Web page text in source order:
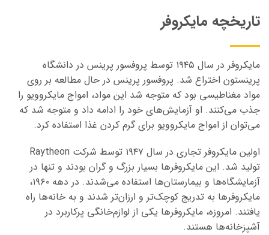
تاریخچه مایکروفر
مایکروفر در سال ۱۹۴۵ توسط پروفسور پرینس در دانشگاه
پرینستون اختراع شد. پروفسور پرینس در حال مطالعه بر روی
مواد مغناطیسی بود که متوجه شد این مواد، امواج مایکروویو را
جذب می‌کنند. او آزمایش‌های خود را ادامه داد و متوجه شد که
می‌توان از امواج مایکروویو برای گرم کردن غذا استفاده کرد.
اولین مایکروفر تجاری در سال ۱۹۴۷ توسط شرکت Raytheon
تولید شد. این مایکروفرها بسیار بزرگ و گران بودند و تنها در
آزمایشگاه‌ها و بیمارستان‌ها استفاده می‌شدند. در دهه ۱۹۶۰،
مایکروفرها به تدریج کوچک‌تر و ارزان‌تر شدند و به خانه‌ها راه
یافتند. امروزه، مایکروفرها یکی از لوازم‌خانگی پرکاربرد در
آشپزخانه‌ها هستند.